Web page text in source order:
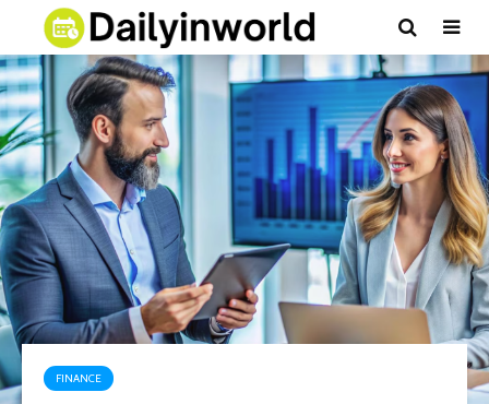
FINANCE